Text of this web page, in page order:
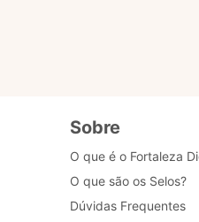
Sobre
O que é o Fortaleza
O que são os Selos?
Dúvidas Frequentes